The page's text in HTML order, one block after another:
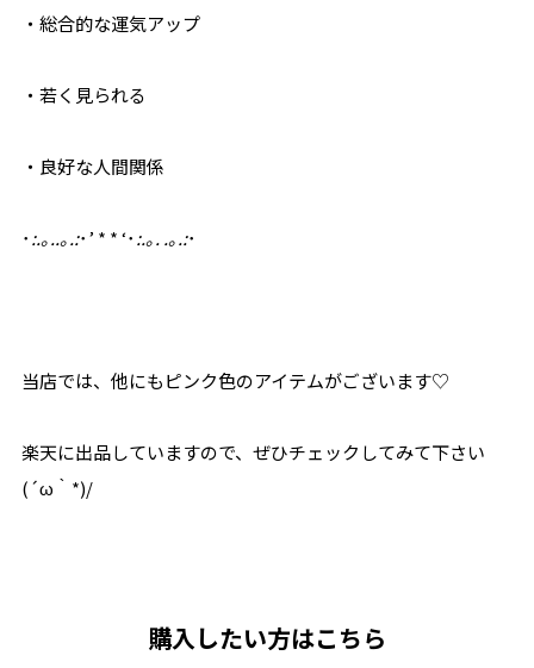
・総合的な運気アップ
・若く見られる
・良好な人間関係
･:.｡..｡.:･’ * * ‘･:.｡. .｡.:･
当店では、他にもピンク色のアイテムがございます♡
楽天に出品していますので、ぜひチェックしてみて下さい
(´ω｀*)/
購入したい方はこちら